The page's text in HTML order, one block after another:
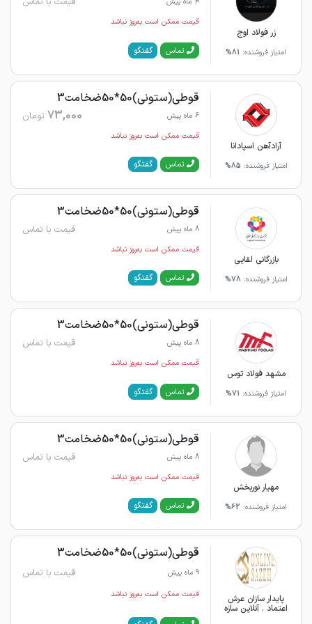
زر فولاد اوج
امتیاز فروشنده: 81%
قیمت ممکن است به‌روز نباشد
تماس گفتگو
آرادآهن اسپادانا
امتیاز فروشنده: 85%
قوطی(ستونی)50*50ضخامت3
6 ماه پیش 73,000 تومان
قیمت ممکن است به‌روز نباشد
تماس گفتگو
بازرگانی لقایی
امتیاز فروشنده: 78%
قوطی(ستونی)50*50ضخامت3
8 ماه پیش قیمت با تماس
قیمت ممکن است به‌روز نباشد
تماس گفتگو
مشهد فولاد توس
امتیاز فروشنده: 71%
قوطی(ستونی)50*50ضخامت3
8 ماه پیش قیمت با تماس
قیمت ممکن است به‌روز نباشد
تماس گفتگو
مهیار نوربخش
امتیاز فروشنده: 62%
قوطی(ستونی)50*50ضخامت3
8 ماه پیش قیمت با تماس
قیمت ممکن است به‌روز نباشد
تماس گفتگو
پایدار سازان عرش
اعتماد . آنلاین سازه
قوطی(ستونی)50*50ضخامت3
9 ماه پیش قیمت با تماس
قیمت ممکن است به‌روز نباشد